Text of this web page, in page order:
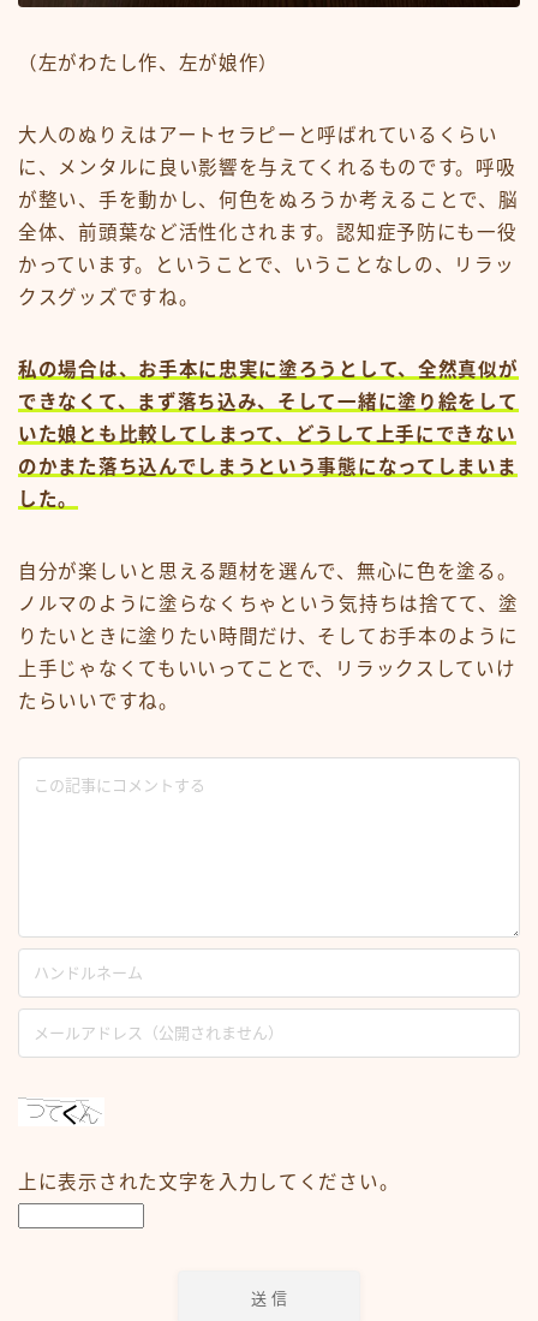
（左がわたし作、左が娘作）
大人のぬりえはアートセラピーと呼ばれているくらい
に、メンタルに良い影響を与えてくれるものです。呼吸
が整い、手を動かし、何色をぬろうか考えることで、脳
全体、前頭葉など活性化されます。認知症予防にも一役
かっています。ということで、いうことなしの、リラッ
クスグッズですね。
私の場合は、お手本に忠実に塗ろうとして、全然真似が
できなくて、まず落ち込み、そして一緒に塗り絵をして
いた娘とも比較してしまって、どうして上手にできない
のかまた落ち込んでしまうという事態になってしまいま
した。
自分が楽しいと思える題材を選んで、無心に色を塗る。
ノルマのように塗らなくちゃという気持ちは捨てて、塗
りたいときに塗りたい時間だけ、そしてお手本のように
上手じゃなくてもいいってことで、リラックスしていけ
たらいいですね。
上に表示された文字を入力してください。